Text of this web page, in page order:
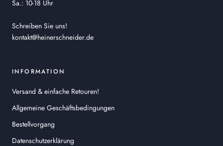
Sa.: 10-18 Uhr
Schreiben Sie uns!
kontakt@heinerschneider.de
INFORMATION
Versand & einfache Retouren!
Allgemeine Geschäftsbedingungen
Bestellvorgang
Datenschutzerklärung